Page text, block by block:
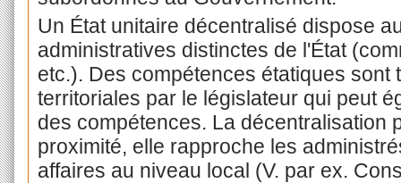
Un État unitaire décentralisé dispose
administratives distinctes de l'État
etc.). Des compétences étatiques
territoriales par le législateur qui peut
des compétences. La décentralisation
proximité, elle rapproche les
affaires au niveau local (V. par ex.